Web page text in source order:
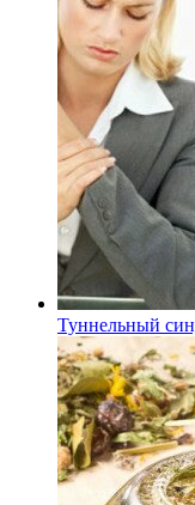
Туннельный